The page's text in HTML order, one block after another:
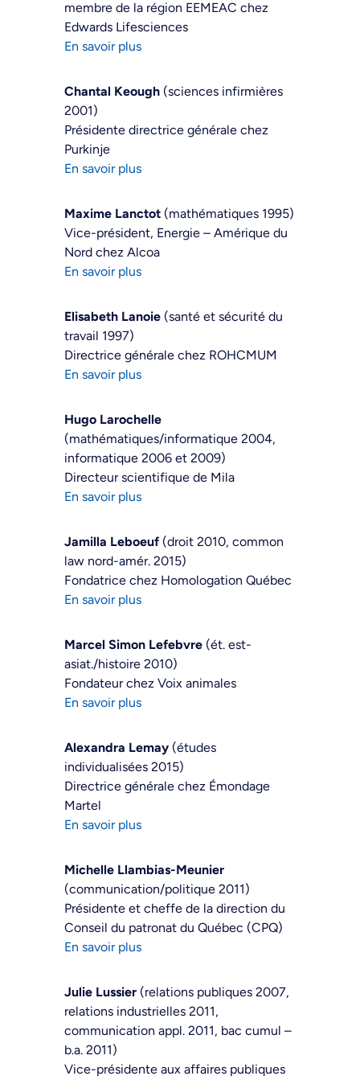
membre de la région EEMEAC chez
Edwards Lifesciences
En savoir plus
Chantal Keough (sciences infirmières
2001)
Présidente directrice générale chez
Purkinje
En savoir plus
Maxime Lanctot (mathématiques 1995)
Vice-président, Energie – Amérique du
Nord chez Alcoa
En savoir plus
Elisabeth Lanoie (santé et sécurité du
travail 1997)
Directrice générale chez ROHCMUM
En savoir plus
Hugo Larochelle
(mathématiques/informatique 2004,
informatique 2006 et 2009)
Directeur scientifique de Mila
En savoir plus
Jamilla Leboeuf (droit 2010, common
law nord-amér. 2015)
Fondatrice chez Homologation Québec
En savoir plus
Marcel Simon Lefebvre (ét. est-
asiat./histoire 2010)
Fondateur chez Voix animales
En savoir plus
Alexandra Lemay (études
individualisées 2015)
Directrice générale chez Émondage
Martel
En savoir plus
Michelle Llambias-Meunier
(communication/politique 2011)
Présidente et cheffe de la direction du
Conseil du patronat du Québec (CPQ)
En savoir plus
Julie Lussier (relations publiques 2007,
relations industrielles 2011,
communication appl. 2011, bac cumul –
b.a. 2011)
Vice-présidente aux affaires publiques